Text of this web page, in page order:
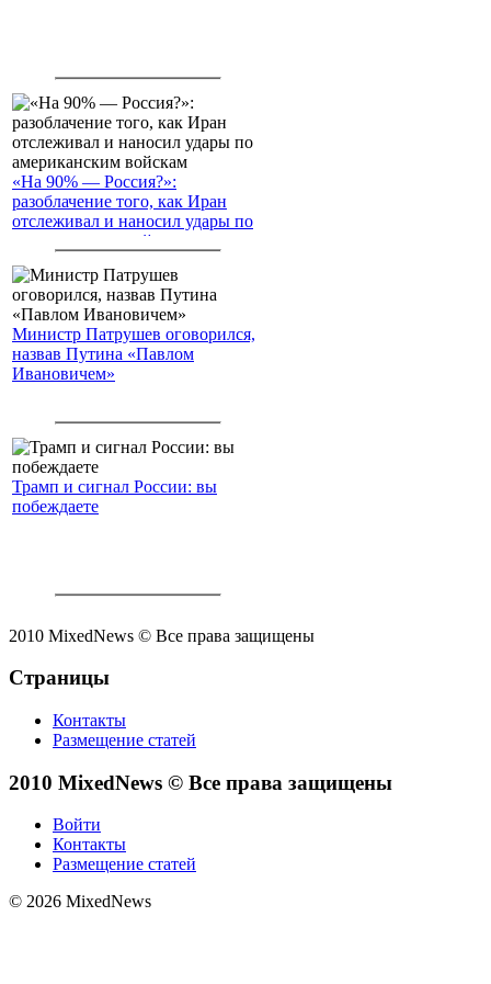
«На 90% — Россия?»:
разоблачение того, как Иран
отслеживал и наносил удары по
американским войскам
Министр Патрушев оговорился,
назвав Путина «Павлом
Ивановичем»
Трамп и сигнал России: вы
побеждаете
2010 MixedNews © Все права защищены
Страницы
Контакты
Размещение статей
2010 MixedNews © Все права защищены
Войти
Контакты
Размещение статей
© 2026 MixedNews